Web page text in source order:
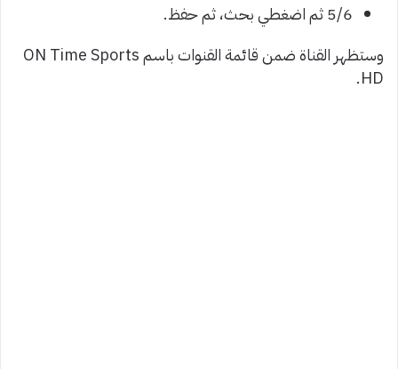
5/6 ثم اضغطي بحث، ثم حفظ.
وستظهر القناة ضمن قائمة القنوات باسم ON Time Sports
HD.